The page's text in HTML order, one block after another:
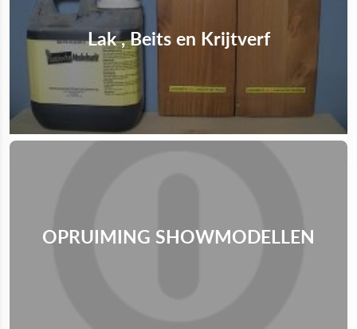
Lak , Beits en Krijtverf
OPRUIMING SHOWMODELLEN